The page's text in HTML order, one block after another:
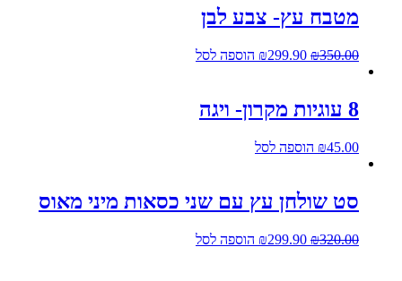
מטבח עץ- צבע לבן
₪350.00
₪299.90 הוספה לסל
8 עוגיות מקרון- ויגה
₪45.00 הוספה לסל
סט שולחן עץ עם שני כסאות מיני מאוס
₪320.00
₪299.90 הוספה לסל